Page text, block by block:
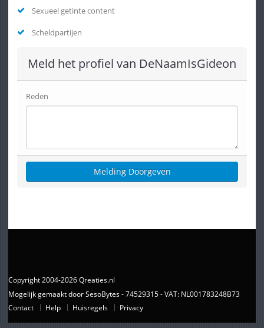
Sexueel getinte content
Scheldpartijen
Meld het profiel van DeNaamIsGideon
Reden
Copyright 2004-2026 Qreaties.nl
Mogelijk gemaakt door SesoBytes - 74529315 - VAT: NL001783248B73
Contact
Help Huisregels Privacy